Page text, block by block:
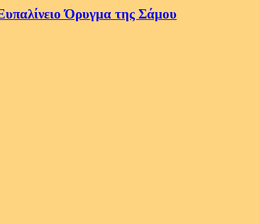
Όρυγμα της Σάμου